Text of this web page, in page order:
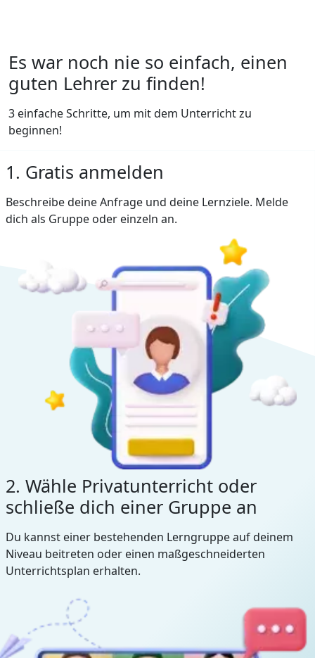
Es war noch nie so einfach, einen
guten Lehrer zu finden!
3 einfache Schritte, um mit dem Unterricht zu
beginnen!
1. Gratis anmelden
Beschreibe deine Anfrage und deine Lernziele. Melde
dich als Gruppe oder einzeln an.
2. Wähle Privatunterricht oder
schließe dich einer Gruppe an
Du kannst einer bestehenden Lerngruppe auf deinem
Niveau beitreten oder einen maßgeschneiderten
Unterrichtsplan erhalten.